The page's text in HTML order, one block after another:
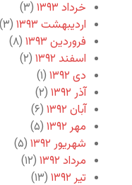
خرداد ۱۳۹۳
(۳)
اردیبهشت ۱۳۹۳
(۳)
فروردین ۱۳۹۳
(۸)
اسفند ۱۳۹۲
(۲)
دی ۱۳۹۲
(۱)
آذر ۱۳۹۲
(۲)
آبان ۱۳۹۲
(۶)
مهر ۱۳۹۲
(۵)
شهریور ۱۳۹۲
(۵)
مرداد ۱۳۹۲
(۱۲)
تیر ۱۳۹۲
(۱۳)